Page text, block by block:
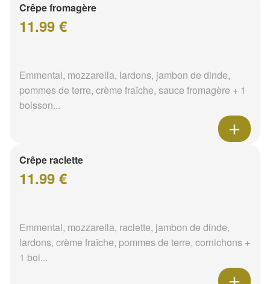
Crêpe fromagère
11.99 €
Emmental, mozzarella, lardons, jambon de dinde,
pommes de terre, crème fraîche, sauce fromagère + 1
boisson...
Crêpe raclette
11.99 €
Emmental, mozzarella, raclette, jambon de dinde,
lardons, crème fraîche, pommes de terre, cornichons +
1 boi...